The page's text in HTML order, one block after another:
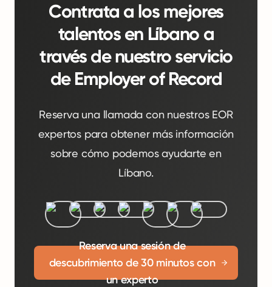
Contrata a los mejores
talentos en Líbano a
través de nuestro servicio
de Employer of Record
Reserva una llamada con nuestros EOR
expertos para obtener más información
sobre cómo podemos ayudarte en
Líbano.
Reserva una sesión de
descubrimiento de 30 minutos con
un experto